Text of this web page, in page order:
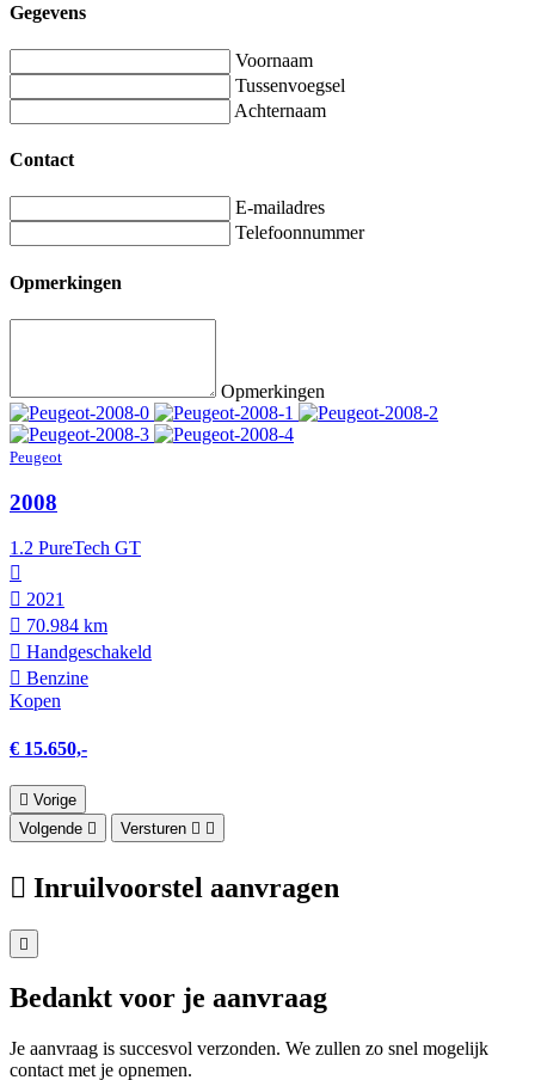
Gegevens
Voornaam
Tussenvoegsel
Achternaam
Contact
E-mailadres
Telefoonnummer
Opmerkingen
Opmerkingen
Peugeot
2008
1.2 PureTech GT
2021
70.984 km
Hand­geschakeld
Benzine
Kopen
€ 15.650,-
Vorige
Volgende
Versturen
Inruilvoorstel aanvragen
Bedankt voor je aanvraag
Je aanvraag is succesvol verzonden. We zullen zo snel mogelijk
contact met je opnemen.